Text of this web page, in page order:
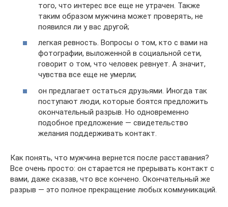
того, что интерес все еще не утрачен. Также
таким образом мужчина может проверять, не
появился ли у вас другой;
легкая ревность. Вопросы о том, кто с вами на
фотографии, выложенной в социальной сети,
говорит о том, что человек ревнует. А значит,
чувства все еще не умерли;
он предлагает остаться друзьями. Иногда так
поступают люди, которые боятся предложить
окончательный разрыв. Но одновременно
подобное предложение — свидетельство
желания поддерживать контакт.
Как понять, что мужчина вернется после расставания?
Все очень просто: он старается не прерывать контакт с
вами, даже сказав, что все кончено. Окончательный же
разрыв — это полное прекращение любых коммуникаций.